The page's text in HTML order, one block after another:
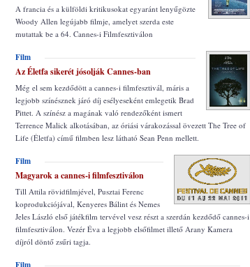
A francia és a külföldi kritikusokat egyaránt lenyűgözte
Woody Allen legújabb filmje, amelyet szerda este
mutattak be a 64. Cannes-i Filmfesztiválon
Film
Az Életfa sikerét jósolják Cannes-ban
Még el sem kezdődött a cannes-i filmfesztivál, máris a
legjobb színésznek járó díj esélyeseként emlegetik Brad
Pittet. A színész a magának való rendezőként ismert
Terrence Malick alkotásában, az óriási várakozással övezett The Tree of
Life (Életfa) című filmben lesz látható Sean Penn mellett.
Film
Magyarok a cannes-i filmfesztiválon
Till Attila rövidfilmjével, Pusztai Ferenc
koprodukciójával, Kenyeres Bálint és Nemes
Jeles László első játékfilm tervével vesz részt a szerdán kezdődő cannes-i
filmfesztiválon. Vezér Éva a legjobb elsőfilmet illető Arany Kamera
díjról döntő zsűri tagja.